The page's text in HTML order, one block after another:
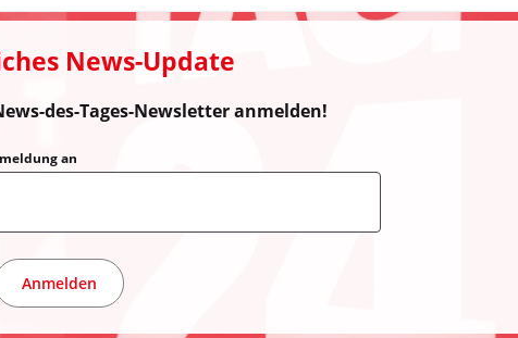
News-Update
des-Tages-Newsletter anmelden!
an
Anmelden